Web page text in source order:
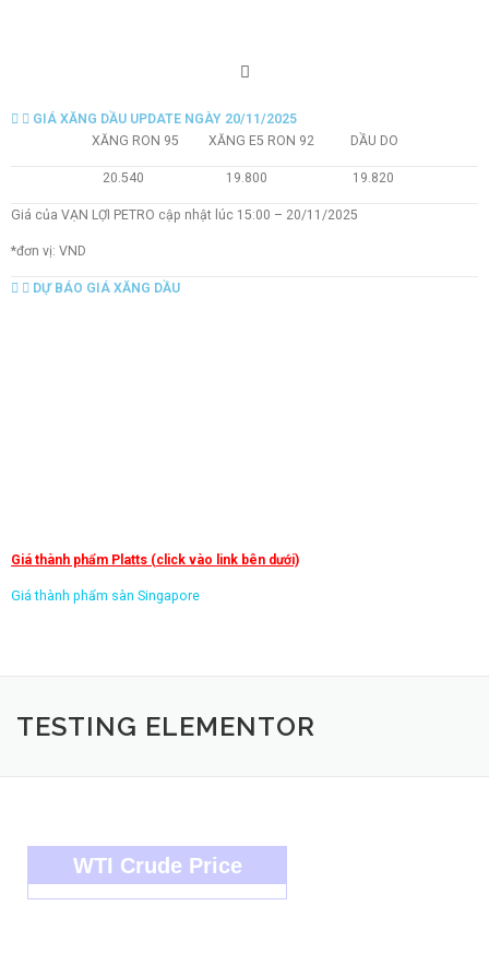
GIÁ XĂNG DẦU UPDATE NGÀY 20/11/2025
XĂNG RON 95 XĂNG E5 RON 92 DẦU DO
20.540 19.800 19.820
Giá của VẠN LỢI PETRO cập nhật lúc 15:00 – 20/11/2025
*đơn vị: VND
DỰ BÁO GIÁ XĂNG DẦU
Giá thành phẩm Platts (click vào link bên dưới)
Giá thành phẩm sàn Singapore
TESTING ELEMENTOR
WTI Crude Price